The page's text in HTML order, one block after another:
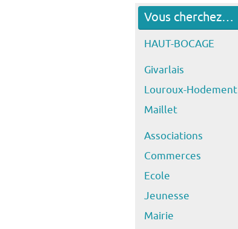
Vous cherchez…
HAUT-BOCAGE
Givarlais
Louroux-Hodement
Maillet
Associations
Commerces
Ecole
Jeunesse
Mairie